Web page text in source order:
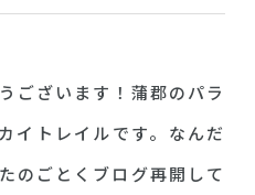
ございます！蒲郡のパラ
イトレイルです。なんだ
のごとくブログ再開して